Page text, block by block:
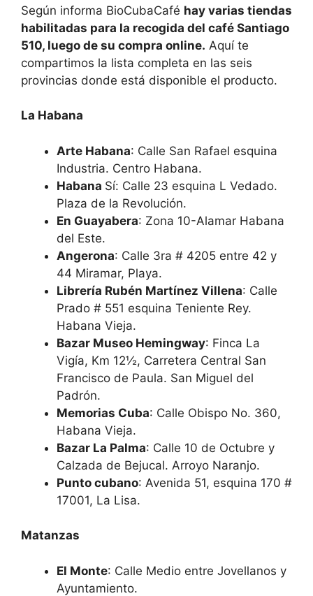
Según informa BioCubaCafé hay varias tiendas
habilitadas para la recogida del café Santiago
510, luego de su compra online. Aquí te
compartimos la lista completa en las seis
provincias donde está disponible el producto.
La Habana
Arte Habana: Calle San Rafael esquina
Industria. Centro Habana.
Habana Sí: Calle 23 esquina L Vedado.
Plaza de la Revolución.
En Guayabera: Zona 10-Alamar Habana
del Este.
Angerona: Calle 3ra # 4205 entre 42 y
44 Miramar, Playa.
Librería Rubén Martínez Villena: Calle
Prado # 551 esquina Teniente Rey.
Habana Vieja.
Bazar Museo Hemingway: Finca La
Vigía, Km 12½, Carretera Central San
Francisco de Paula. San Miguel del
Padrón.
Memorias Cuba: Calle Obispo No. 360,
Habana Vieja.
Bazar La Palma: Calle 10 de Octubre y
Calzada de Bejucal. Arroyo Naranjo.
Punto cubano: Avenida 51, esquina 170 #
17001, La Lisa.
Matanzas
El Monte: Calle Medio entre Jovellanos y
Ayuntamiento.